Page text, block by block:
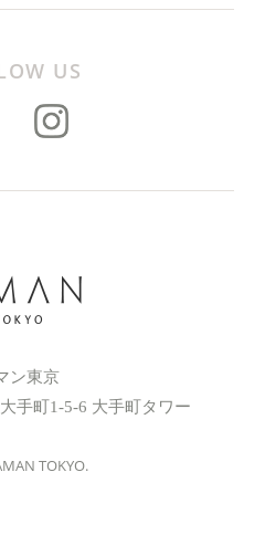
US
ン東京
手町1-5-6 大手町タワー
TOKYO.